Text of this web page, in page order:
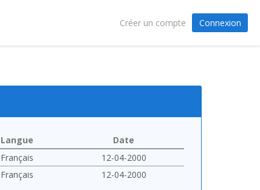
Créer un compte Connexion
Langue
Date
Français
12-04-2000
Français 12-04-2000